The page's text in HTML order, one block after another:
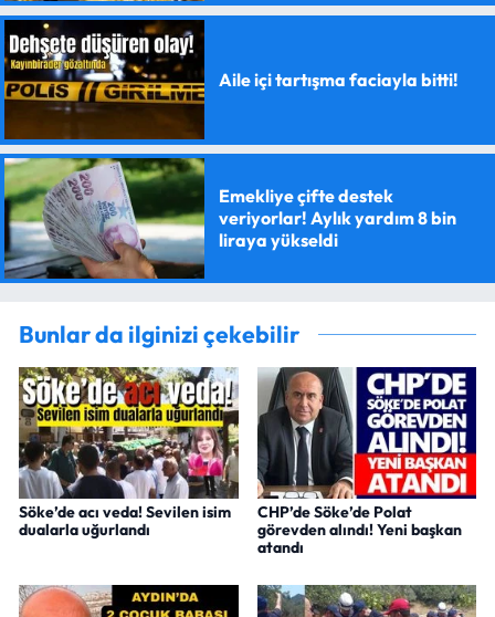
Aile içi tartışma faciayla bitti!
Emekliye çifte destek
veriyorlar! Aylık yardım 8 bin
liraya yükseldi
Bunlar da ilginizi çekebilir
Söke’de acı veda! Sevilen isim
dualarla uğurlandı
CHP’de Söke’de Polat
görevden alındı! Yeni başkan
atandı